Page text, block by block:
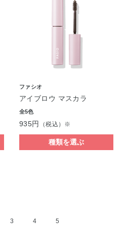
ファシオ
アイブロウ マスカラ
全5色
935円 （税込）※
種類を選ぶ
3 4 5